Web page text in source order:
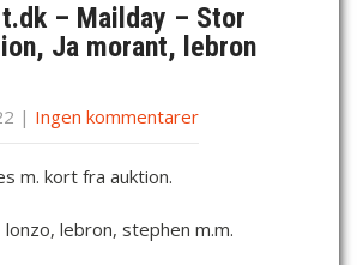
– Mailday – Stor
Ja morant, lebron
| Ingen kommentarer
m. kort fra auktion.
lonzo, lebron, stephen m.m.